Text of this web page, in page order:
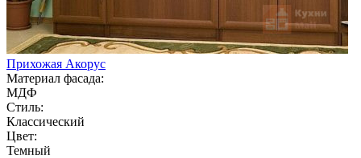
Прихожая Акорус
Материал фасада:
МДФ
Стиль:
Классический
Цвет:
Темный